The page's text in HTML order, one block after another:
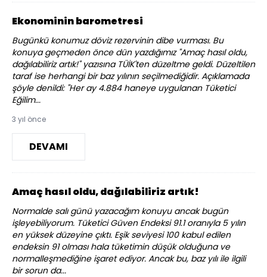
Ekonominin barometresi
Bugünkü konumuz döviz rezervinin dibe vurması. Bu
konuya geçmeden önce dün yazdığımız "Amaç hasıl oldu,
dağılabiliriz artık!" yazısına TÜİK'ten düzeltme geldi. Düzeltilen
taraf ise herhangi bir baz yılının seçilmediğidir. Açıklamada
şöyle denildi: "Her ay 4.884 haneye uygulanan Tüketici
Eğilim...
3 yıl önce
DEVAMI
Amaç hasıl oldu, dağılabiliriz artık!
Normalde salı günü yazacağım konuyu ancak bugün
işleyebiliyorum. Tüketici Güven Endeksi 91.1 oranıyla 5 yılın
en yüksek düzeyine çıktı. Eşik seviyesi 100 kabul edilen
endeksin 91 olması hala tüketimin düşük olduğuna ve
normalleşmediğine işaret ediyor. Ancak bu, baz yılı ile ilgili
bir sorun da...